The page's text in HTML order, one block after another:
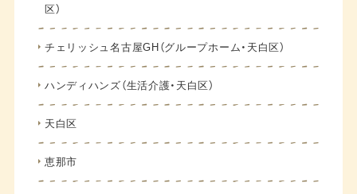
区）
チェリッシュ名古屋GH（グループホーム・天白区）
ハンディハンズ（生活介護・天白区）
天白区
恵那市